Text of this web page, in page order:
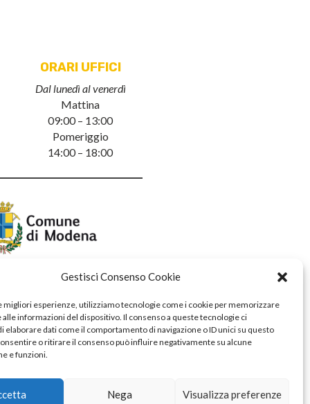
Gestisci Consenso Cookie
migliori esperienze, utilizziamo tecnologie come i cookie per memorizzare
alle informazioni del dispositivo. Il consenso a queste tecnologie ci
elaborare dati come il comportamento di navigazione o ID unici su questo
o ritirare il consenso può influire negativamente su alcune
e funzioni.
Nega Visualizza preferenze
ORARI UFFICI
Dal lunedì al venerdì
Mattina
09:00 – 13:00
Pomeriggio
14:00 – 18:00